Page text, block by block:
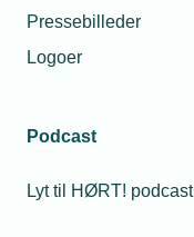
Pressebilleder
Logoer
Podcast
Lyt til HØRT! podcast